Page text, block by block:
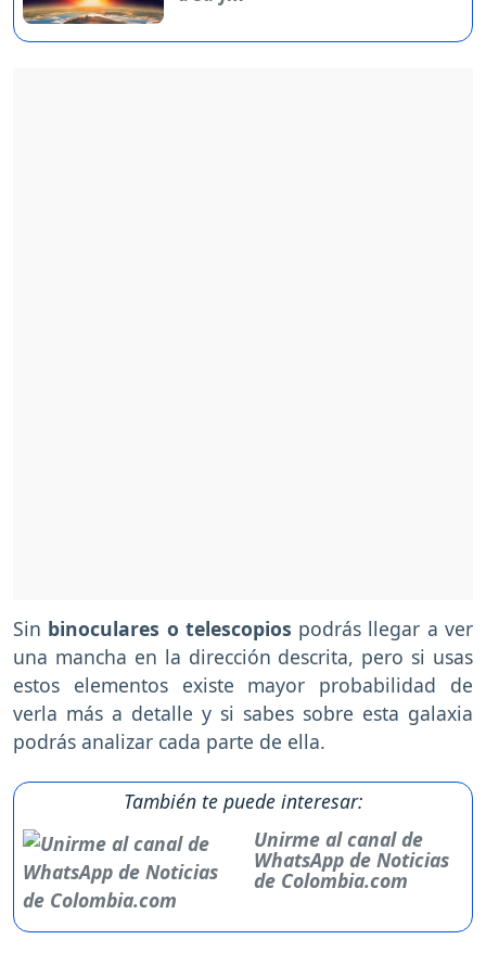
Sin binoculares o telescopios podrás llegar a ver
una mancha en la dirección descrita, pero si usas
estos elementos existe mayor probabilidad de
verla más a detalle y si sabes sobre esta galaxia
podrás analizar cada parte de ella.
También te puede interesar:
Unirme al canal de
WhatsApp de Noticias
de Colombia.com